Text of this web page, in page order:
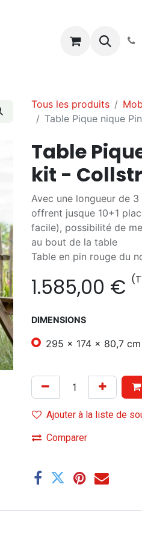
Conditions-
Tous les produits
Table Pique nique
Table
kit -
Avec une longueur de
offrent jusque 10+1
facile), possibilité de
au bout de la table
Table en pin rouge du
1.585,00 €
DIMENSIONS
295 x 174 x 80,7
Ajouter à la liste de
Comparer